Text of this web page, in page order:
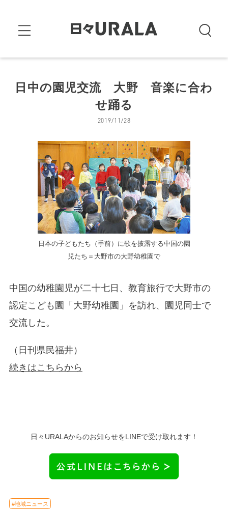
日中の園児交流 大野 音楽に合わ
せ踊る
2019/11/28
日本の子どもたち（手前）に歌を披露する中国の園
児たち＝大野市の大野幼稚園で
中国の幼稚園児が二十七日、教育旅行で大野市の
認定こども園「大野幼稚園」を訪れ、園児同士で
交流した。
（日刊県民福井）
続きはこちらから
日々URALAからのお知らせをLINEで受け取れます！
#地域ニュース